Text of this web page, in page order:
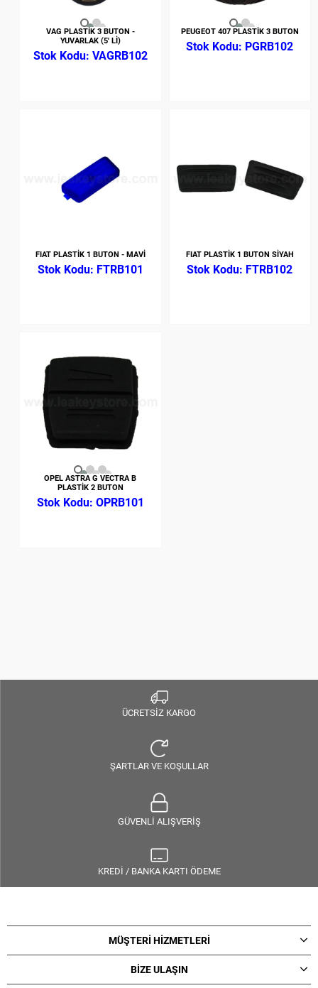
VAG PLASTİK 3 BUTON -
YUVARLAK (5' Lİ)
VAGRB102
PEUGEOT 407 PLASTİK 3 BUTON
PGRB102
FIAT PLASTİK 1 BUTON - MAVİ
FTRB101
FIAT PLASTİK 1 BUTON SİYAH
FTRB102
OPEL ASTRA G VECTRA B
PLASTİK 2 BUTON
OPRB101
ÜCRETSİZ KARGO
ŞARTLAR VE KOŞULLAR
GÜVENLİ ALIŞVERİŞ
KREDİ / BANKA KARTI ÖDEME
MÜŞTERİ HİZMETLERİ
BİZE ULAŞIN